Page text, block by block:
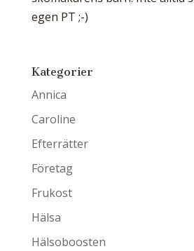
egen PT ;-)
Kategorier
Annica
Caroline
Efterrätter
Företag
Frukost
Hälsa
Hälsoboosten